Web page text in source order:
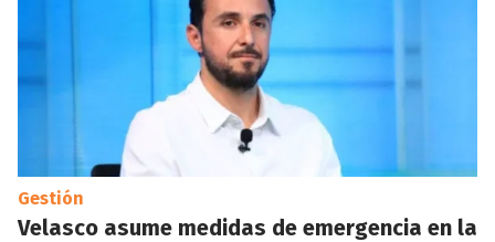
Gestión
Velasco asume medidas de emergencia en la